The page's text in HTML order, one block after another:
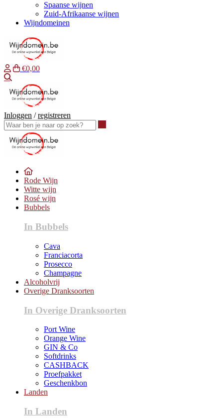
Spaanse wijnen
Zuid-Afrikaanse wijnen
Wijndomeinen
€0,00
Inloggen /registreren
Rode Wijn
Witte wijn
Rosé wijn
Bubbels
In Bubbels
Cava
Franciacorta
Prosecco
Champagne
Alcoholvrij
Overige Dranksoorten
In Overige Dranksoorten
Port Wine
Orange Wine
GIN & Co
Softdrinks
CASHBACK
Proefpakket
Geschenkbon
Landen
In Landen